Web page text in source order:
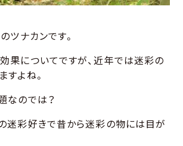
ツナカンです。
果についてですが、近年では迷彩の
すよね。
なのでは？
迷彩好きで昔から迷彩の物には目が